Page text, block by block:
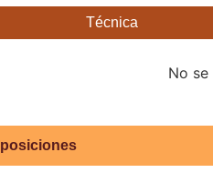
Técnica
No